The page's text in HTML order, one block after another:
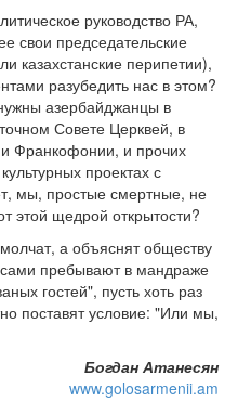
руководство РА,
свои председательские
казахстанские перипетии),
разубедить нас в этом?
азербайджанцы в
Совете Церквей, в
Франкофонии, и прочих
проектах с
мы, простые смертные, не
этой щедрой открытости?
а объяснят обществу
пребывают в мандраже
гостей", пусть хоть раз
поставят условие: "Или мы,
Богдан Атанесян
www.golosarmenii.am